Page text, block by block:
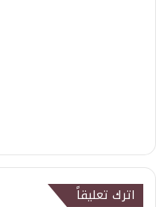
اترك تعليقاً